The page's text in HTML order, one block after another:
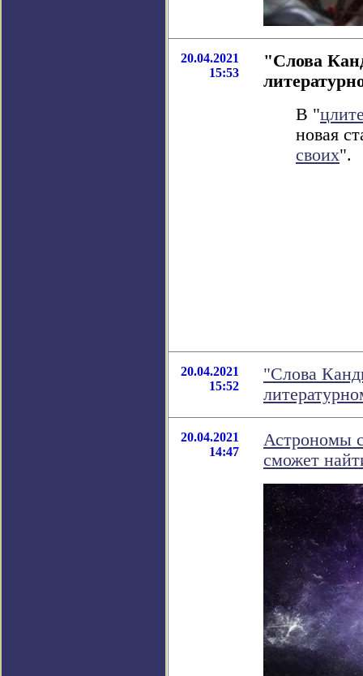
20.04.2021
15:53
"Слова
В "
новая
своих".
20.04.2021
15:52
"Слова
20.04.2021
14:47
Астрономы
сможет